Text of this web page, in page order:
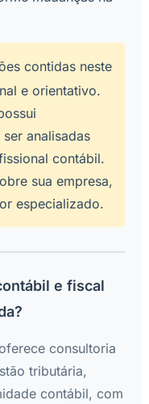
contidas neste
e orientativo.
analisadas
contábil.
sua empresa,
especializado.
e fiscal
consultoria
tributária,
contábil, com